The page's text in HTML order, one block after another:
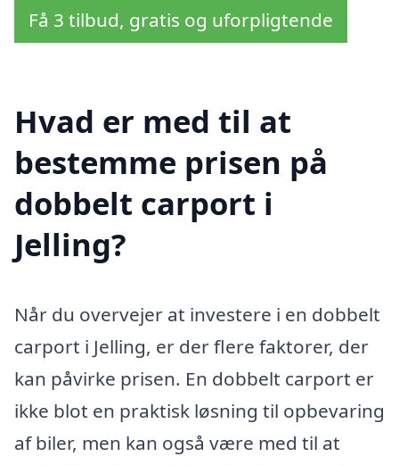
Få 3 tilbud, gratis og uforpligtende
Hvad er med til at
bestemme prisen på
dobbelt carport i
Jelling?
Når du overvejer at investere i en dobbelt
carport i Jelling, er der flere faktorer, der
kan påvirke prisen. En dobbelt carport er
ikke blot en praktisk løsning til opbevaring
af biler, men kan også være med til at